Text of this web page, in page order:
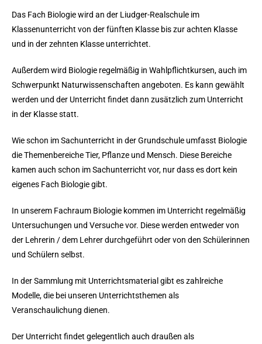
Das Fach Biologie wird an der Liudger-Realschule im
Klassenunterricht von der fünften Klasse bis zur achten Klasse
und in der zehnten Klasse unterrichtet.
Außerdem wird Biologie regelmäßig in Wahlpflichtkursen, auch im
Schwerpunkt Naturwissenschaften angeboten. Es kann gewählt
werden und der Unterricht findet dann zusätzlich zum Unterricht
in der Klasse statt.
Wie schon im Sachunterricht in der Grundschule umfasst Biologie
die Themenbereiche Tier, Pflanze und Mensch. Diese Bereiche
kamen auch schon im Sachunterricht vor, nur dass es dort kein
eigenes Fach Biologie gibt.
In unserem Fachraum Biologie kommen im Unterricht regelmäßig
Untersuchungen und Versuche vor. Diese werden entweder von
der Lehrerin / dem Lehrer durchgeführt oder von den Schülerinnen
und Schülern selbst.
In der Sammlung mit Unterrichtsmaterial gibt es zahlreiche
Modelle, die bei unseren Unterrichtsthemen als
Veranschaulichung dienen.
Der Unterricht findet gelegentlich auch draußen als